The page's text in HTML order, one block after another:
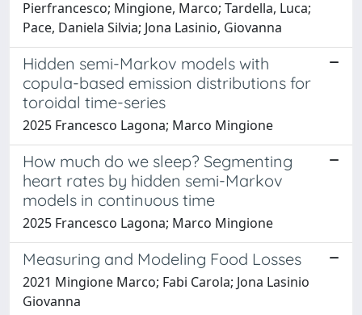
Pierfrancesco; Mingione, Marco; Tardella, Luca;
Pace, Daniela Silvia; Jona Lasinio, Giovanna
Hidden semi-Markov models with
copula-based emission distributions for
toroidal time-series
2025 Francesco Lagona; Marco Mingione
How much do we sleep? Segmenting
heart rates by hidden semi-Markov
models in continuous time
2025 Francesco Lagona; Marco Mingione
Measuring and Modeling Food Losses
2021 Mingione Marco; Fabi Carola; Jona Lasinio
Giovanna